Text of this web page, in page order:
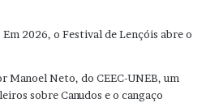
2026, o Festival de Lençóis abre o
Neto, do CEEC-UNEB, um
sobre Canudos e o cangaço